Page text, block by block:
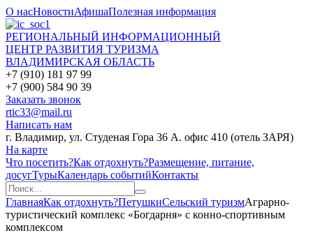
О насНовостиАфишаПолезная информация
РЕГИОНАЛЬНЫЙ ИНФОРМАЦИОННЫЙ
ЦЕНТР РАЗВИТИЯ ТУРИЗМА
ВЛАДИМИРСКАЯ ОБЛАСТЬ
+7 (910) 181 97 99
+7 (900) 584 90 39
Заказать звонок
rtic33@mail.ru
Написать нам
г. Владимир, ул. Студеная Гора 36 А. офис 410 (отель ЗАРЯ)
На карте
Что посетить?Как отдохнуть?Размещение, питание,
досугТурыКалендарь событийКонтакты
ГлавнаяКак отдохнуть?ПетушкиСельский туризмАграрно-
туристический комплекс «Богдарня» с конно-спортивным
комплексом